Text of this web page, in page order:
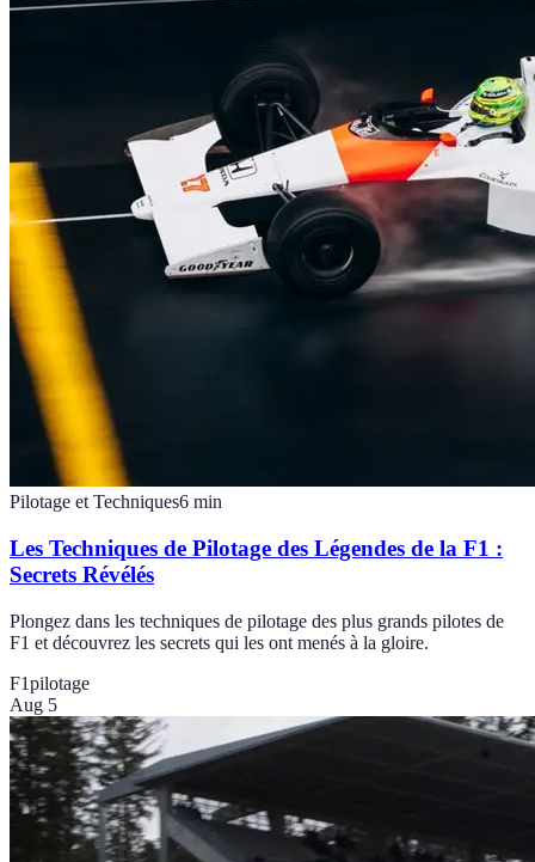
Pilotage et Techniques6 min
Les Techniques de Pilotage des Légendes de la F1 :
Secrets Révélés
Plongez dans les techniques de pilotage des plus grands pilotes de
F1 et découvrez les secrets qui les ont menés à la gloire.
F1pilotage
Aug 5